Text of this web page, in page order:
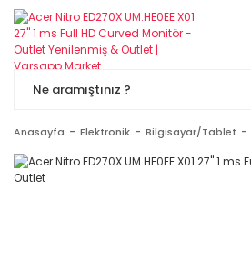
Anasayfa Elektronik Bilgisayar/Tablet